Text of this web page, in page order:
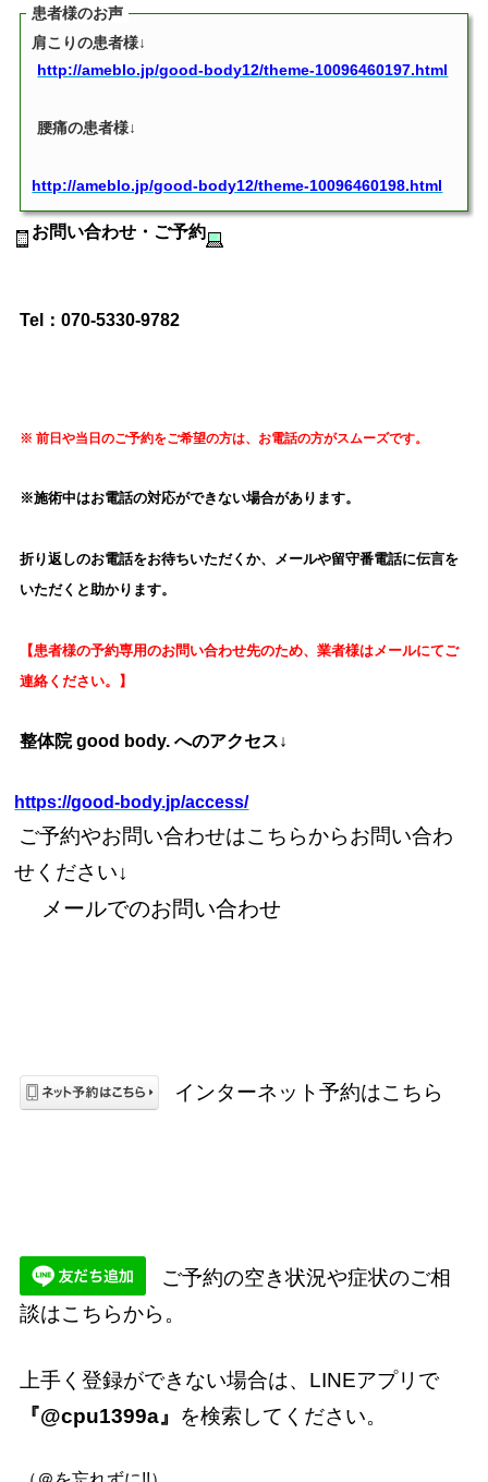
患者様のお声
肩こりの患者様↓
http://ameblo.jp/good-body12/theme-10096460197.html
腰痛の患者様↓
http://ameblo.jp/good-body12/theme-10096460198.html
お問い合わせ・ご予約
Tel：070‐5330-9782
※ 前日や当日のご予約をご希望の方は、お電話の方がスムーズです。
※施術中はお電話の対応ができない場合があります。
折り返しのお電話をお待ちいただくか、メールや留守番電話に伝言を
いただくと助かります。
【患者様の予約専用のお問い合わせ先のため、業者様はメールにてご
連絡ください。
】
整体院 good body. へのアクセス↓
https://good-body.jp/access/
ご予約やお問い合わせはこちらからお問い合わ
せください↓
メールでのお問い合わせ
インターネット予約はこちら
ご予約の空き状況や症状のご相
談はこちらから。
上手く登録ができない場合は、LINEアプリで
『@cpu1399a』 を検索してください。